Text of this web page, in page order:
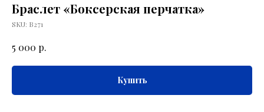
Браслет «Боксерская перчатка»
SKU: В271
5 000 р.
Купить